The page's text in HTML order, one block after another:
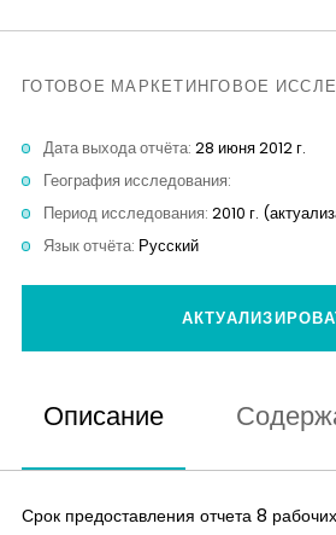
Аналитика
Контакты
ГОТОВОЕ МАРКЕТИНГОВОЕ
Дата выхода отчёта: 28 июня 2012 г.
География исследования:
Период исследования: 2010 г.
Язык отчёта: Русский
Описание
Срок предоставления отчета 8